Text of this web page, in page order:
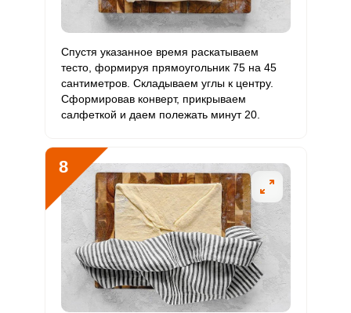
Спустя указанное время раскатываем
тесто, формируя прямоугольник 75 на 45
сантиметров. Складываем углы к центру.
Сформировав конверт, прикрываем
салфеткой и даем полежать минут 20.
8
Запомнить меня
ВХОД
ЕЩЕ НЕ ЗАРЕГИСТРИРОВАННЫ?
Подготавливаем чистую сухую рабочую поверхность.
Просеиваем муку и соль. Порезав охлажденный
маргарин и сливочное масло на кубики, измельчаем
Отправляя эту форму, вы соглашаетесь с
Политикой конфиденциальности
персональных данныхиПользовательским соглашением
ОТПРАВИТЬ СООБЩЕНИЕ